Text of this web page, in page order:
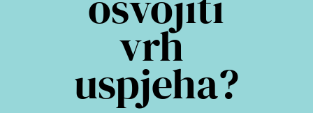
vrh
uspjeha?